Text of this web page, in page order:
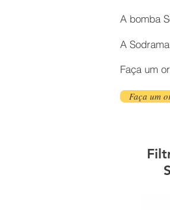
A bomba
A
Faça um
Faça um